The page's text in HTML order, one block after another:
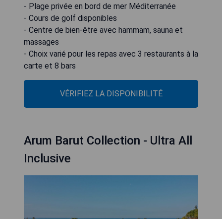
- Plage privée en bord de mer Méditerranée
- Cours de golf disponibles
- Centre de bien-être avec hammam, sauna et
massages
- Choix varié pour les repas avec 3 restaurants à la
carte et 8 bars
VÉRIFIEZ LA DISPONIBILITÉ
Arum Barut Collection - Ultra All
Inclusive